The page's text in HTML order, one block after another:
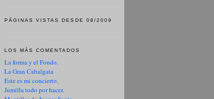
PÁGINAS VISTAS DESDE 08/2009
LOS MÁS COMENTADOS
La forma y el Fondo.
La Gran Cabalgata
Este es mi concierto.
Jumilla todo por hacer.